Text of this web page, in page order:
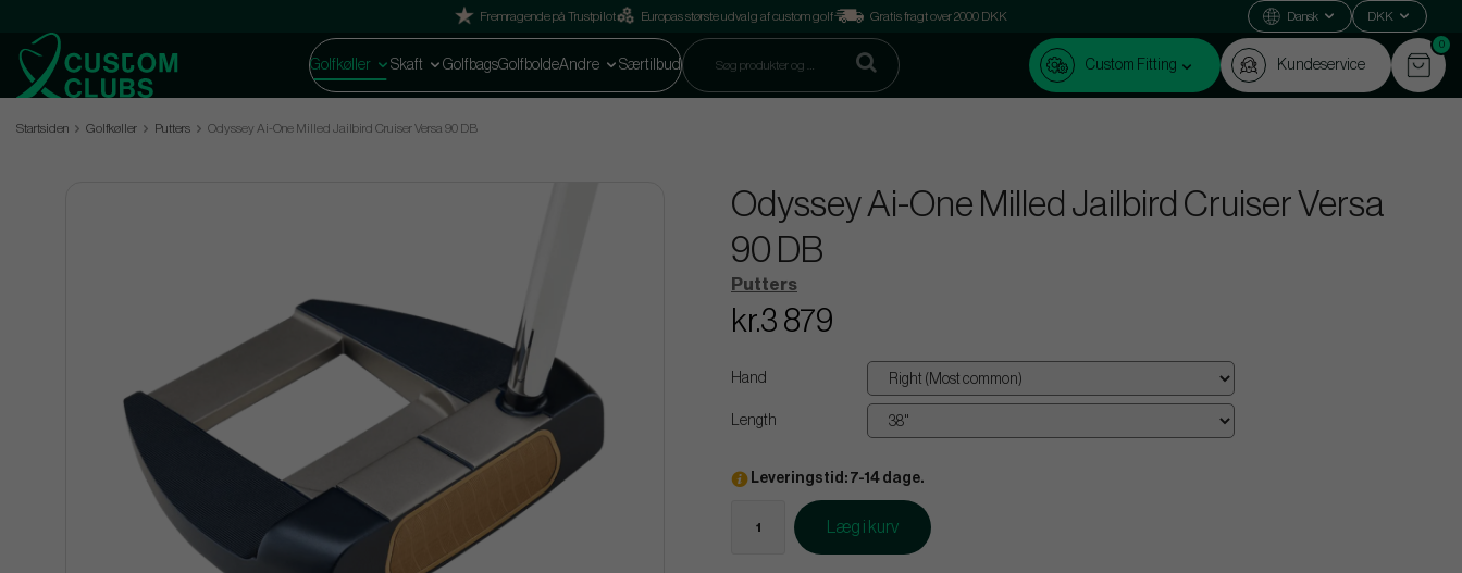
Fremragende på Trustpilot Europas største udvalg af custom golf Gratis fragt over 2000 DKK Dansk DKK
Golfkøller Skaft GolfbagsGolfboldeAndre Særtilbud Custom Fitting Kundeservice
0
Startsiden Golfkøller Putters Odyssey Ai-One Milled Jailbird Cruiser Versa 90 DB
Odyssey Ai-One Milled Jailbird Cruiser Versa
90 DB
Putters
kr.3 879
Hand
Length
Leveringstid: 7-14 dage.
Læg i kurv